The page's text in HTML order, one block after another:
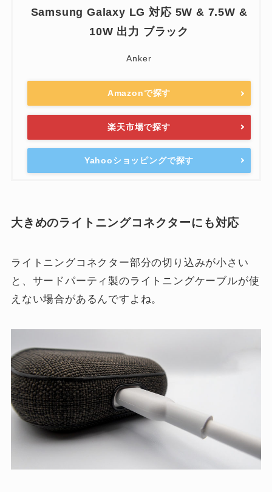
Samsung Galaxy LG 対応 5W & 7.5W &
10W 出力 ブラック
Anker
Amazonで探す
楽天市場で探す
Yahooショッピングで探す
大きめのライトニングコネクターにも対応
ライトニングコネクター部分の切り込みが小さい
と、サードパーティ製のライトニングケーブルが使
えない場合があるんですよね。